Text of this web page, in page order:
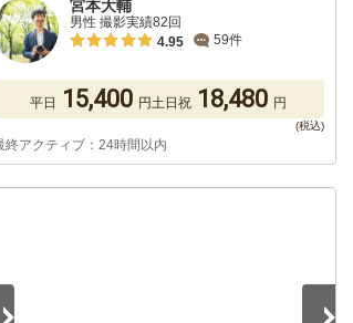
宮本大輔
男性 撮影実績82回
4.95
59件
平日 15,400 円土日祝 18,480 円
終アクティブ：24時間以内